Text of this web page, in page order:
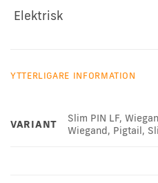
Elektrisk
YTTERLIGARE INFORMATION
VARIANT
Slim PIN LF,
Wiegand, Pigtail,